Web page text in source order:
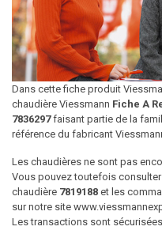
Dans cette fiche produit
chaudière Viessmann Fiche A
7836297faisant partie de la
référence du fabricant
Les chaudières ne sont pas
Vous pouvez toutefois
chaudière 7819188 et les
sur notre site
Les transactions sont